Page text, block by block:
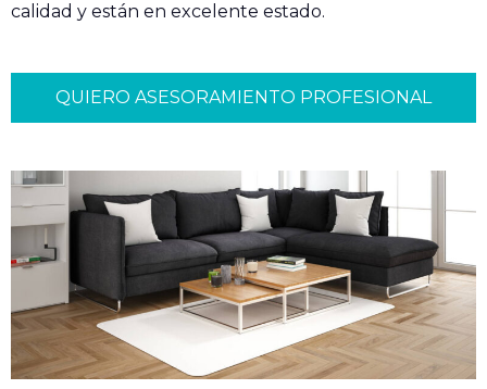
calidad y están en excelente estado.
QUIERO ASESORAMIENTO PROFESIONAL